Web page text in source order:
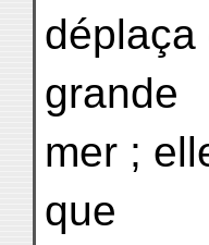
déplaça
grande
mer ;
que